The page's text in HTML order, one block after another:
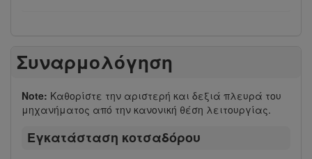
Συναρμολόγηση
Note: Καθορίστε την αριστερή και δεξιά πλευρά του
μηχανήματος από την κανονική θέση λειτουργίας.
Εγκατάσταση κοτσαδόρου